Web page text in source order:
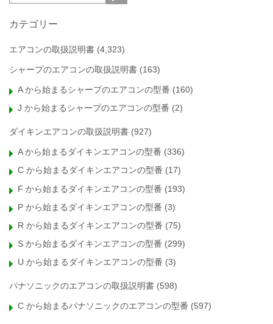
カテゴリー
エアコンの取扱説明書 (4,323)
シャープのエアコンの取扱説明書 (163)
A から始まるシャープのエアコンの型番 (160)
J から始まるシャープのエアコンの型番 (2)
ダイキンエアコンの取扱説明書 (927)
A から始まるダイキンエアコンの型番 (336)
C から始まるダイキンエアコンの型番 (17)
F から始まるダイキンエアコンの型番 (193)
P から始まるダイキンエアコンの型番 (3)
R から始まるダイキンエアコンの型番 (75)
S から始まるダイキンエアコンの型番 (299)
U から始まるダイキンエアコンの型番 (3)
パナソニックのエアコンの取扱説明書 (598)
C から始まるパナソニックのエアコンの型番 (597)